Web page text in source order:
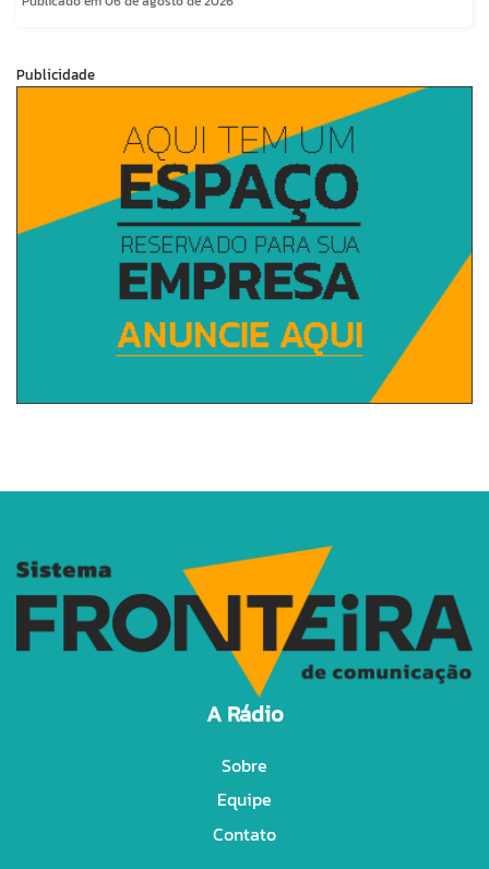
Publicidade
A Rádio
Sobre
Equipe
Contato